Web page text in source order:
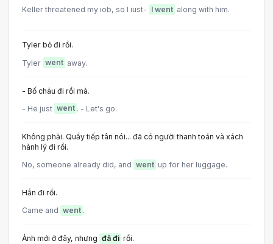
Keller threatened my iob, so I iust- I went along with him.
Tyler bỏ đi rồi.
Tyler went away.
- Bố cháu đi rồi mà.
- He just went . - Let's go.
Không phải. Quầy tiếp tân nói... đã có người thanh toán và xách
hành lý đi rồi.
No, someone already did, and went up for her luggage.
Hắn đi rồi.
Came and went .
Ảnh mới ở đây, nhưng đã đi rồi.